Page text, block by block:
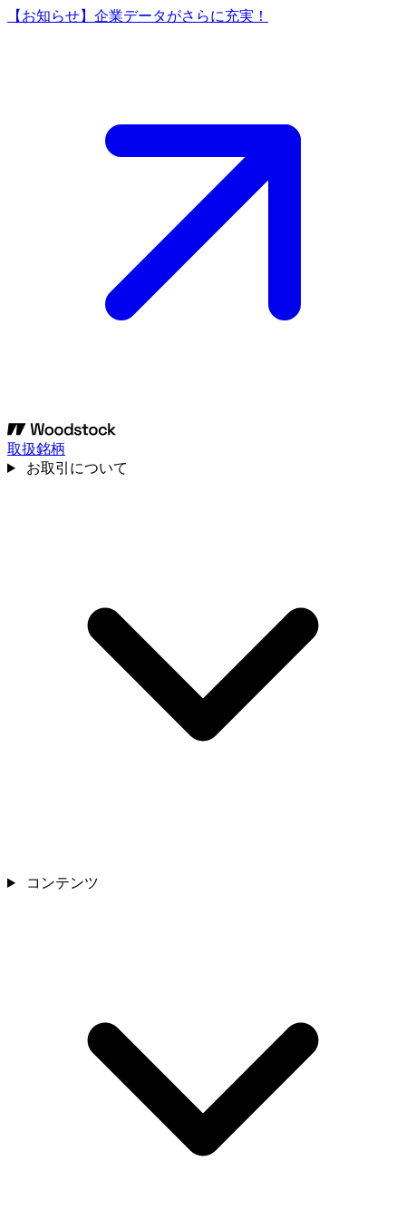
【お知らせ】企業データがさらに充実！
取扱銘柄
お取引について
コンテンツ